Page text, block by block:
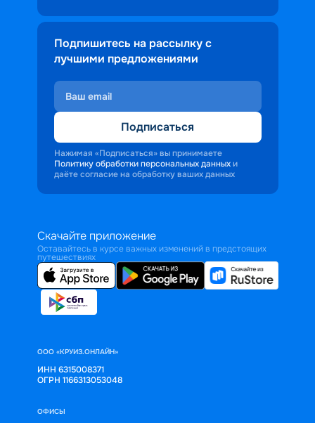
Подпишитесь на рассылку с
лучшими предложениями
Подписаться
Нажимая «Подписаться» вы принимаете
Политику обработки персональных данных и
даёте согласие на обработку ваших данных
Скачайте приложение
Оставайтесь в курсе важных изменений в предстоящих
путешествиях
ООО «КРУИЗ.ОНЛАЙН»
ИНН 6315008371
ОГРН 1166313053048
ОФИСЫ